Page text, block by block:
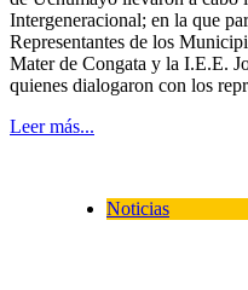
Intergeneracional; en la que
Representantes de los
Mater de Congata y la I.E.E.
quienes dialogaron con los
Leer más...
Noticias